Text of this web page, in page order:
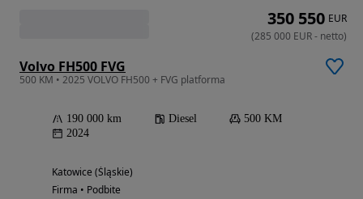
Volvo FH500 FVG
500 KM • 2025 VOLVO FH500 + FVG platforma
190 000 km Diesel
500 KM
2024
Katowice (Śląskie)
Firma • Podbite
350 550 EUR
(285 000 EUR- netto)